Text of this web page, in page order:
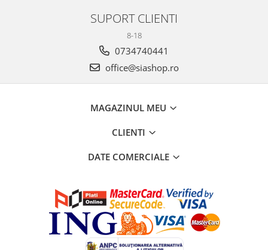
SUPORT CLIENTI
8-18
0734740441
office@siashop.ro
MAGAZINUL MEU
CLIENTI
DATE COMERCIALE